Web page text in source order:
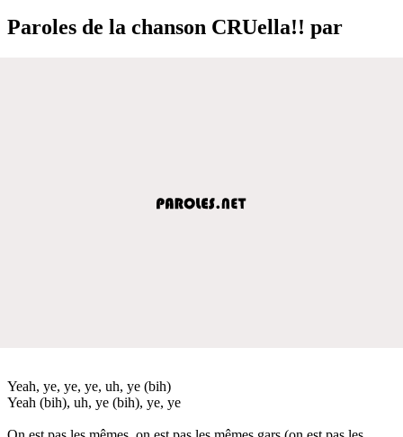
Paroles de la chanson CRUella!! par
Yeah, ye, ye, ye, uh, ye (bih)
Yeah (bih), uh, ye (bih), ye, ye